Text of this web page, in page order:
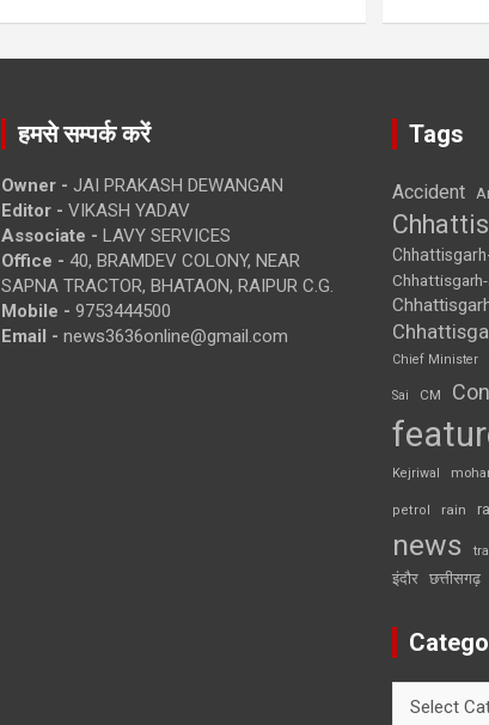
हमसे सम्पर्क करें
Owner - JAI PRAKASH DEWANGAN
Editor - VIKASH YADAV
Associate - LAVY SERVICES
Office - 40, BRAMDEV COLONY, NEAR
SAPNA TRACTOR, BHATAON, RAIPUR C.G.
Mobile - 9753444500
Email - news3636online@gmail.com
Tags
Accident
Chief Minister
Sai CM
Kejriwal
petrol rain
news
इंदौर छत्तीसगढ़